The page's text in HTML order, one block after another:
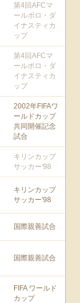
第4回AFCマ
ールボロ・ダ
イナスティカ
ップ
第4回AFCマ
ールボロ・ダ
イナスティカ
ップ
2002年FIFAワ
ールドカップ
共同開催記念
試合
キリンカップ
サッカー'98
キリンカップ
サッカー'98
国際親善試合
国際親善試合
FIFA ワールド
カップ